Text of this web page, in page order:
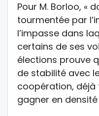
Pour M. Borloo, «
tourmentée par
l’impasse dans
certains de ses
élections prouve
de stabilité avec
coopération, déjà
gagner en densité